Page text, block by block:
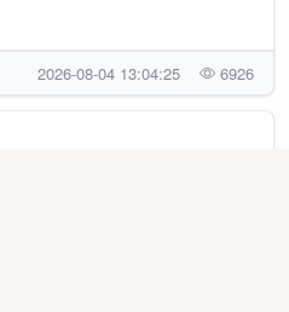
2026-08-04 13:04:25 6926